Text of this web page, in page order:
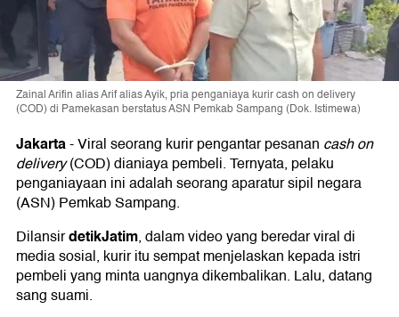
Zainal Arifin alias Arif alias Ayik, pria penganiaya kurir cash on delivery
(COD) di Pamekasan berstatus ASN Pemkab Sampang (Dok. Istimewa)
Jakarta-Viral seorang kurir pengantar pesanan cash on
delivery(COD) dianiaya pembeli. Ternyata, pelaku
penganiayaan ini adalah seorang aparatur sipil negara
(ASN) Pemkab Sampang.
DilansirdetikJatim, dalam video yang beredar viral di
media sosial, kurir itu sempat menjelaskan kepada istri
pembeli yang minta uangnya dikembalikan. Lalu, datang
sang suami.